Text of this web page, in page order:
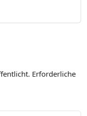
Erforderliche